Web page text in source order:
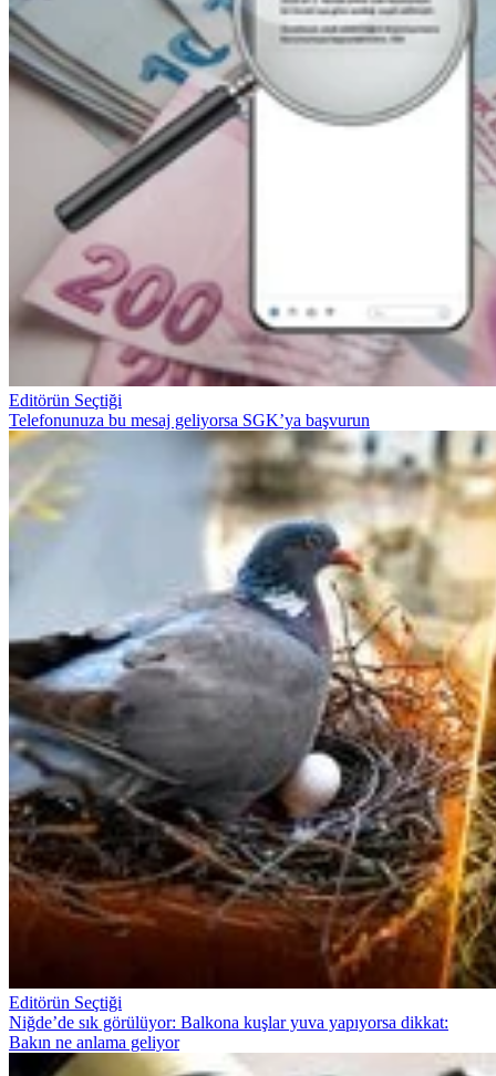
Editörün Seçtiği
Telefonunuza bu mesaj geliyorsa SGK’ya başvurun
Editörün Seçtiği
Niğde’de sık görülüyor: Balkona kuşlar yuva yapıyorsa dikkat:
Bakın ne anlama geliyor